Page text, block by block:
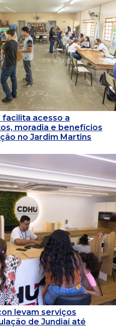
facilita acesso a
moradia e benefícios
no Jardim Martins
levam serviços
de Jundiaí até